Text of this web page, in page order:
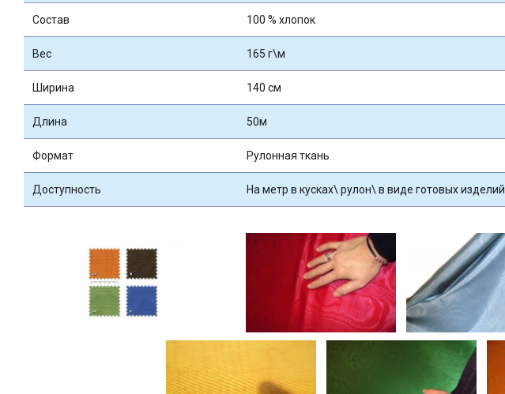
Состав 100 % хлопок
Вес 165 г\м
Ширина 140 см
Длина 50м
Формат Рулонная ткань
Доступность На метр в кусках\ рулон\ в виде готовых изделий